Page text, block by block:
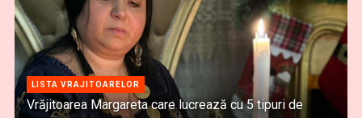
LISTA VRAJITOARELOR
Vrăjitoarea Margareta care lucrează cu 5 tipuri de